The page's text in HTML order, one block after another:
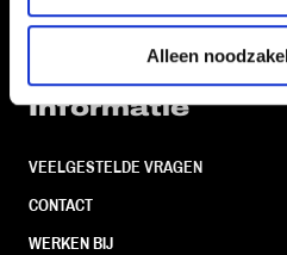
Alleen
Informatie
VEELGESTELDE VRAGEN
CONTACT
WERKEN BIJ